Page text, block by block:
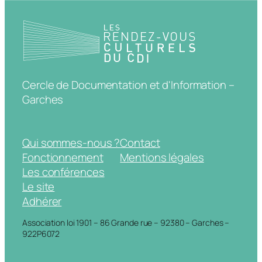
Cercle de Documentation et d'Information –
Garches
Qui sommes-nous ?
Fonctionnement
Les conférences
Le site
Adhérer
Contact
Mentions légales
Association loi 1901 – 86 Grande rue – 92380 – Garches –
922P6072